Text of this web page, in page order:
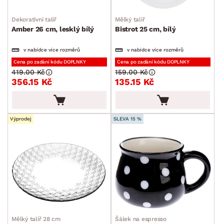
Ostatní kuchyňské pomůcky
Plechy a pekáče
Příbory
Vařečky a naběračky
Talíře
Hrnky a šálky
Dětský jídelní servis
Sklenice a skleničky
Příslušenství ke kávě a čaji
Dekorativní talíř
Amber 26 cm, lesklý bílý
v nabídce více rozměrů
Cena po zadání kódu DOPLNKY
356.15 Kč
419.00 Kč
Mělký talíř
Bistrot 25 cm, bílý
v nabídce více rozměrů
Cena po zadání kódu DOPLNKY
135.15 Kč
159.00 Kč
Výprodej
Mělký talíř 28 cm
SLEVA 15 %
Šálek na espresso